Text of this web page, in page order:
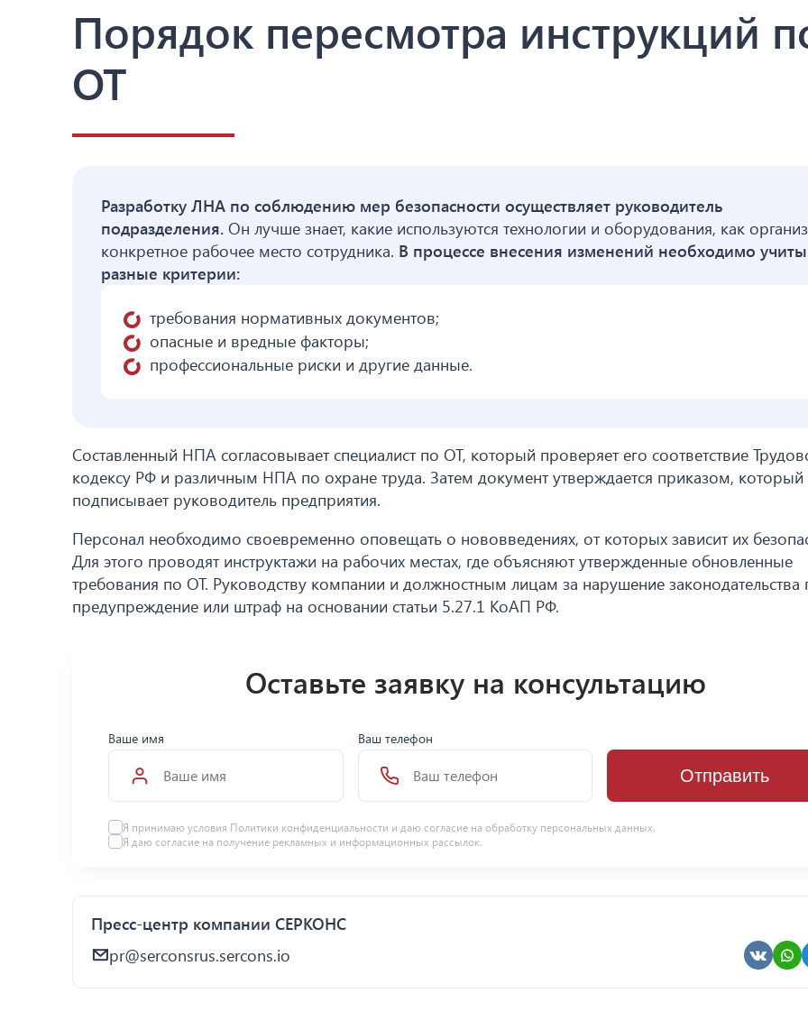
Порядок пересмотра инструкций
ОТ
Разработку ЛНА по соблюдению мер безопасности осуществляет руководитель
подразделения. Он лучше знает, какие используются технологии и оборудования, как
конкретное рабочее место сотрудника. В процессе внесения изменений необходимо
разные критерии:
требования нормативных документов;
опасные и вредные факторы;
профессиональные риски и другие данные.
Составленный НПА согласовывает специалист по ОТ, который проверяет его соответствие
кодексу РФ и различным НПА по охране труда. Затем документ утверждается приказом, который
подписывает руководитель предприятия.
Персонал необходимо своевременно оповещать о нововведениях, от которых зависит их
Для этого проводят инструктажи на рабочих местах, где объясняют утвержденные обновленные
требования по ОТ. Руководству компании и должностным лицам за нарушение законодательства
предупреждение или штраф на основании статьи 5.27.1 КоАП РФ.
Оставьте заявку на консультацию
Ваше имя Ваш телефон
Отправить
Я принимаю условия Политики конфиденциальности и даю согласие на обработку персональных данных.
Я даю согласие на получение рекламных и информационных рассылок.
Пресс-центр компании СЕРКОНС
pr@serconsrus.sercons.io